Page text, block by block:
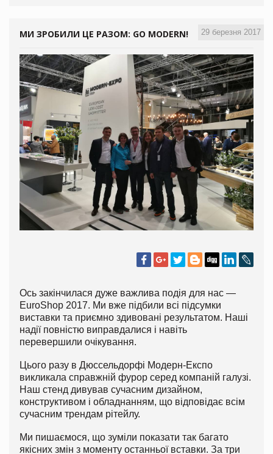
29 березня 2017
МИ ЗРОБИЛИ ЦЕ РАЗОМ: GO MODERN!
Ось закінчилася дуже важлива подія для нас —
EuroShop 2017. Ми вже підбили всі підсумки
виставки та приємно здивовані результатом. Наші
надії повністю виправдалися і навіть
перевершили очікування.
Цього разу в Дюссельдорфі Модерн-Експо
викликала справжній фурор серед компаній галузі.
Наш стенд дивував сучасним дизайном,
конструктивом і обладнанням, що відповідає всім
сучасним трендам рітейлу.
Ми пишаємося, що зуміли показати так багато
якісних змін з моменту останньої вставки. За три